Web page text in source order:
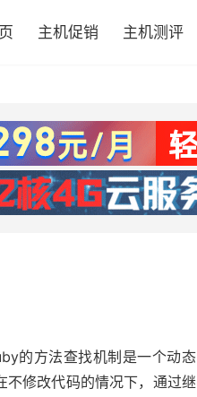
主机促销 主机测评
的方法查找机制是一个动态
不修改代码的情况下，通过继